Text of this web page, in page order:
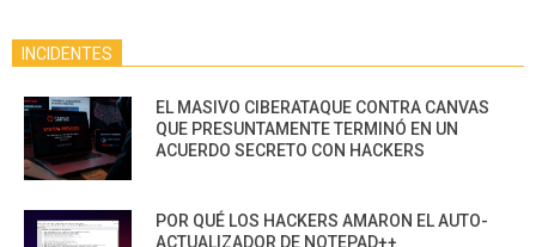
INCIDENTES
EL MASIVO CIBERATAQUE CONTRA CANVAS
QUE PRESUNTAMENTE TERMINÓ EN UN
ACUERDO SECRETO CON HACKERS
POR QUÉ LOS HACKERS AMARON EL AUTO-
ACTUALIZADOR DE NOTEPAD++